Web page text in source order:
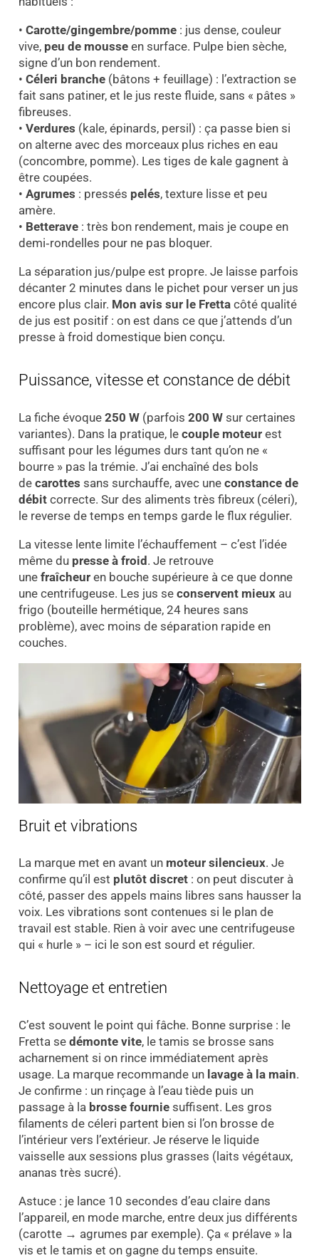
• Carotte/gingembre/pomme: jus dense, couleur
vive, peu de mousseen surface. Pulpe bien sèche,
signe d’un bon rendement.
• Céleri branche(bâtons + feuillage) : l’extraction se
fait sans patiner, et le jus reste fluide, sans « pâtes »
fibreuses.
• Verdures (kale, épinards, persil) : ça passe bien si
on alterne avec des morceaux plus riches en eau
(concombre, pomme). Les tiges de kale gagnent à
être coupées.
• Agrumes : pressés pelés, texture lisse et peu
amère.
• Betterave: très bon rendement, mais je coupe en
demi‑rondelles pour ne pas bloquer.
La séparation jus/pulpe est propre. Je laisse parfois
décanter 2 minutes dans le pichet pour verser un jus
encore plus clair. Mon avis sur le Frettacôté qualité
de jus est positif : on est dans ce que j’attends d’un
presse à froid domestique bien conçu.
Puissance, vitesse et constance de débit
La fiche évoque 250 W(parfois 200 Wsur certaines
variantes). Dans la pratique, le couple moteurest
suffisant pour les légumes durs tant qu’on ne «
bourre » pas la trémie. J’ai enchaîné des bols
de carottes sans surchauffe, avec une constance de
débitcorrecte. Sur des aliments très fibreux (céleri),
le reverse de temps en temps garde le flux régulier.
La vitesse lente limite l’échauffement – c’est l’idée
même du presse à froid. Je retrouve
une fraîcheuren bouche supérieure à ce que donne
une centrifugeuse. Les jus se conservent mieuxau
frigo (bouteille hermétique, 24 heures sans
problème), avec moins de séparation rapide en
couches.
Bruit et vibrations
La marque met en avant un moteur silencieux. Je
confirme qu’il est plutôt discret: on peut discuter à
côté, passer des appels mains libres sans hausser la
voix. Les vibrations sont contenues si le plan de
travail est stable. Rien à voir avec une centrifugeuse
qui « hurle » – ici le son est sourd et régulier.
Nettoyage et entretien
C’est souvent le point qui fâche. Bonne surprise : le
Fretta se démonte vite, le tamis se brosse sans
acharnement si on rince immédiatement après
usage. La marque recommande un lavage à la main.
Je confirme : un rinçage à l’eau tiède puis un
passage à la brosse fourniesuffisent. Les gros
filaments de céleri partent bien si l’on brosse de
l’intérieur vers l’extérieur. Je réserve le liquide
vaisselle aux sessions plus grasses (laits végétaux,
ananas très sucré).
Astuce : je lance 10 secondes d’eau claire dans
l’appareil, en mode marche, entre deux jus différents
(carotte → agrumes par exemple). Ça « prélave » la
vis et le tamis et on gagne du temps ensuite.